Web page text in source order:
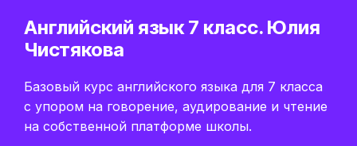
Английский язык 7 класс. Юлия
Чистякова
Базовый курс английского языка для 7 класса
с упором на говорение, аудирование и чтение
на собственной платформе школы.